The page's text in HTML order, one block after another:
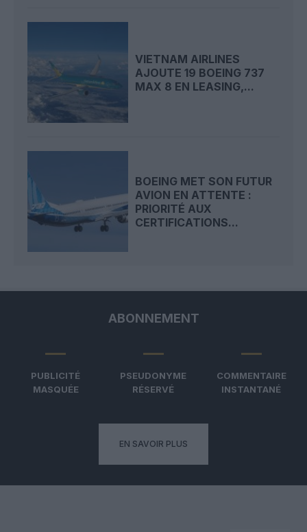
VIETNAM AIRLINES
AJOUTE 19 BOEING 737
MAX 8 EN LEASING,...
BOEING MET SON FUTUR
AVION EN ATTENTE :
PRIORITÉ AUX
CERTIFICATIONS...
ABONNEMENT
PUBLICITÉ
MASQUÉE
PSEUDONYME
RÉSERVÉ
COMMENTAIRE
INSTANTANÉ
EN SAVOIR PLUS